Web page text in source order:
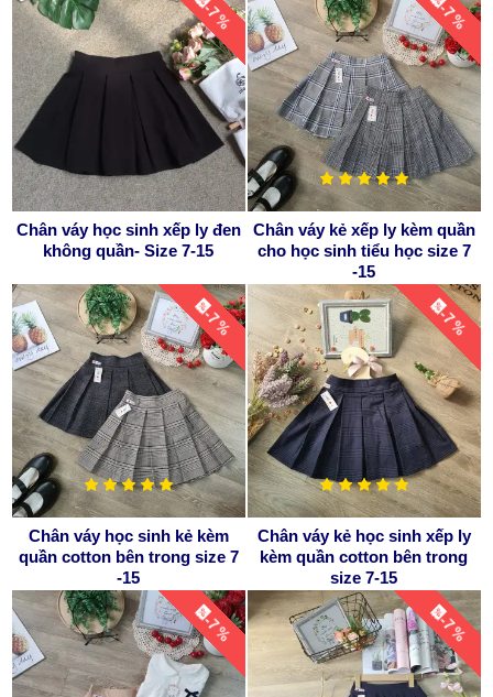
-7 %
Chân váy học sinh xếp ly đen
không quần- Size 7-15
-7 %
Chân váy kẻ xếp ly kèm quần
cho học sinh tiểu học size 7
-15
-7 %
Chân váy học sinh kẻ kèm
quần cotton bên trong size 7
-15
-7 %
Chân váy kẻ học sinh xếp ly
kèm quần cotton bên trong
size 7-15
-7 % -7 %